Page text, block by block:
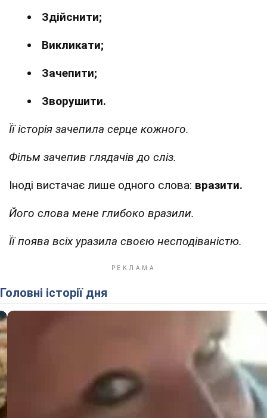
Здійснити;
Викликати;
Зачепити;
Зворушити.
Її історія зачепила серце кожного.
Фільм зачепив глядачів до сліз.
Іноді вистачає лише одного слова: вразити.
Його слова мене глибоко вразили.
Її поява всіх уразила своєю несподіваністю.
Головні історії дня